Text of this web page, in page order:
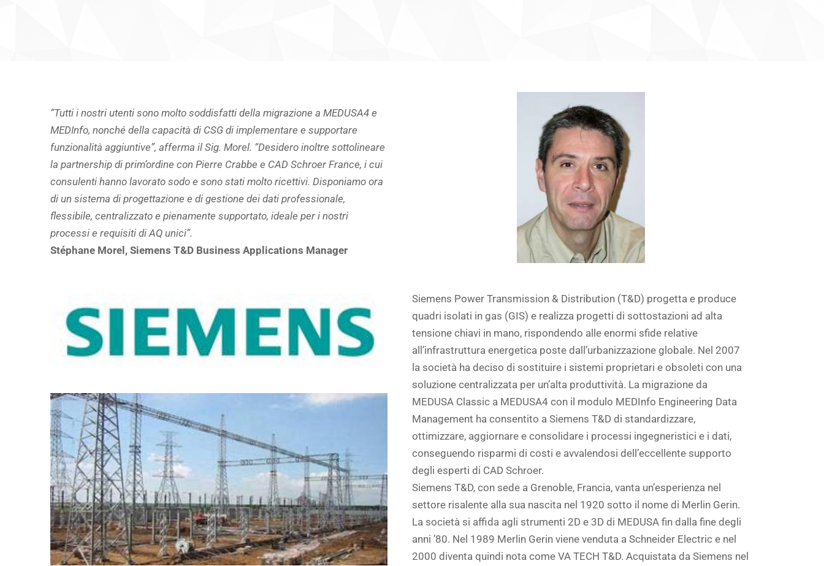
“Tutti i nostri utenti sono molto soddisfatti della migrazione a MEDUSA4 e
MEDInfo, nonché della capacità di CSG di implementare e supportare
funzionalità aggiuntive”, afferma il Sig. Morel. “Desidero inoltre sottolineare
la partnership di prim’ordine con Pierre Crabbe e CAD Schroer France, i cui
consulenti hanno lavorato sodo e sono stati molto ricettivi. Disponiamo ora
di un sistema di progettazione e di gestione dei dati professionale,
flessibile, centralizzato e pienamente supportato, ideale per i nostri
processi e requisiti di AQ unici”.
Stéphane Morel, Siemens T&D Business Applications Manager
Siemens Power Transmission & Distribution (T&D) progetta e produce
quadri isolati in gas (GIS) e realizza progetti di sottostazioni ad alta
tensione chiavi in mano, rispondendo alle enormi sfide relative
all’infrastruttura energetica poste dall’urbanizzazione globale. Nel 2007
la società ha deciso di sostituire i sistemi proprietari e obsoleti con una
soluzione centralizzata per un’alta produttività. La migrazione da
MEDUSA Classic a MEDUSA4 con il modulo MEDInfo Engineering Data
Management ha consentito a Siemens T&D di standardizzare,
ottimizzare, aggiornare e consolidare i processi ingegneristici e i dati,
conseguendo risparmi di costi e avvalendosi dell’eccellente supporto
degli esperti di CAD Schroer.
Siemens T&D, con sede a Grenoble, Francia, vanta un’esperienza nel
settore risalente alla sua nascita nel 1920 sotto il nome di Merlin Gerin.
La società si affida agli strumenti 2D e 3D di MEDUSA fin dalla fine degli
anni ’80. Nel 1989 Merlin Gerin viene venduta a Schneider Electric e nel
2000 diventa quindi nota come VA TECH T&D. Acquistata da Siemens nel